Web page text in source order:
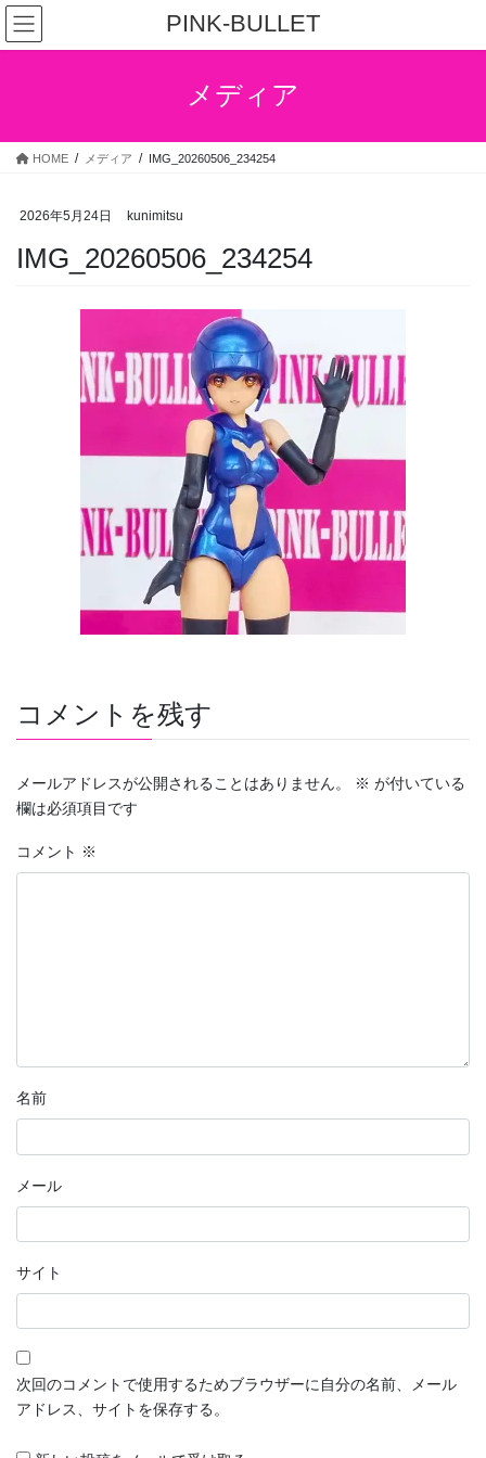
コ
ン
テ
ス
ナ
ビ
ゲ
ン
PINK-BULLET
メディア
HOME メディア IMG_20260506_234254
2026年5月24日 kunimitsu
IMG_20260506_234254
コメントを残す
メールアドレスが公開されることはありません。 ※ が付いている
欄は必須項目です
コメント ※
名前
メール
サイト
次回のコメントで使用するためブラウザーに自分の名前、メール
アドレス、サイトを保存する。